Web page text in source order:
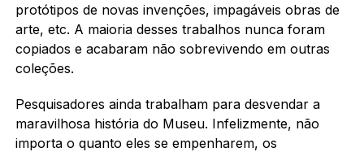
protótipos de novas invenções, impagáveis obras de
arte, etc. A maioria desses trabalhos nunca foram
copiados e acabaram não sobrevivendo em outras
coleções.
Pesquisadores ainda trabalham para desvendar a
maravilhosa história do Museu. Infelizmente, não
importa o quanto eles se empenharem, os